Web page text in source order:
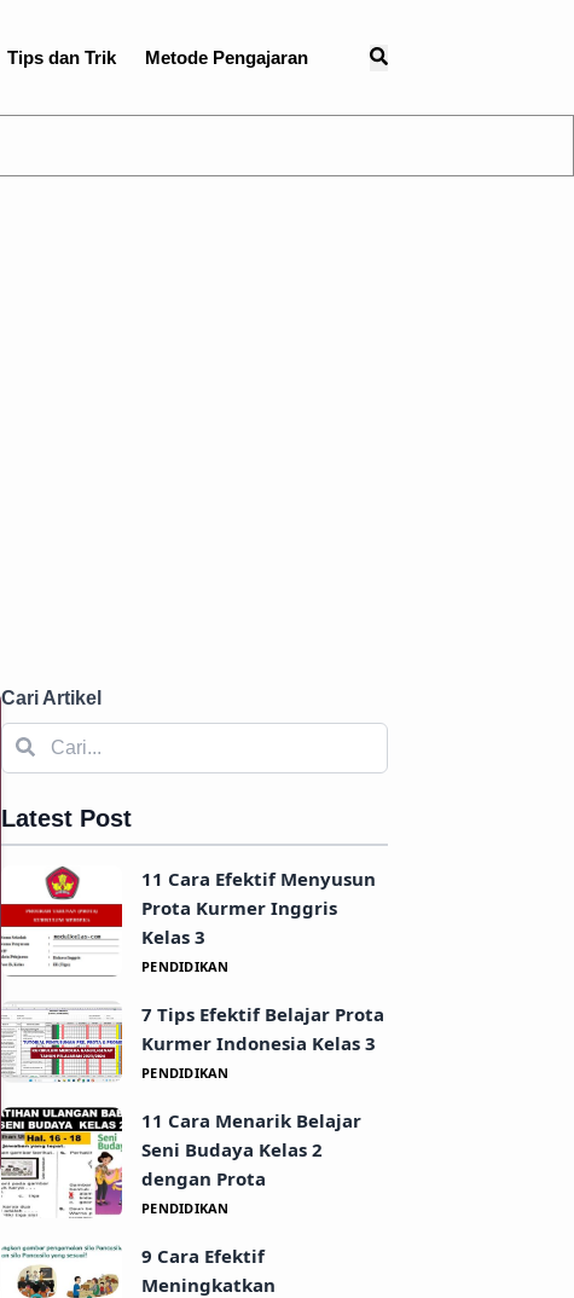
Tips dan Trik Metode Pengajaran
Cari Artikel
Latest Post
11 Cara Efektif Menyusun
Prota Kurmer Inggris
Kelas 3
PENDIDIKAN
7 Tips Efektif Belajar Prota
Kurmer Indonesia Kelas 3
PENDIDIKAN
11 Cara Menarik Belajar
Seni Budaya Kelas 2
dengan Prota
PENDIDIKAN
9 Cara Efektif
Meningkatkan